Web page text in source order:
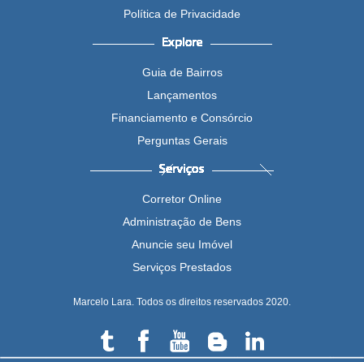
Política de Privacidade
Guia de Bairros
Lançamentos
Financiamento e Consórcio
Perguntas Gerais
Corretor Online
Administração de Bens
Anuncie seu Imóvel
Serviços Prestados
Marcelo Lara. Todos os direitos reservados 2020.